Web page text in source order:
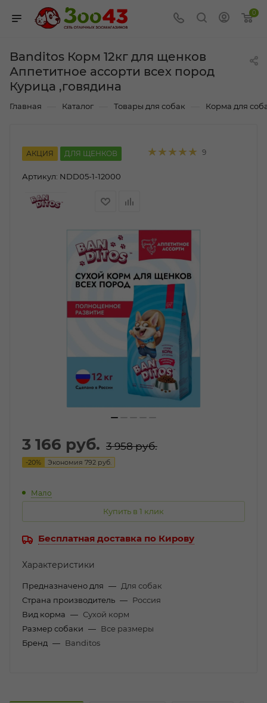
0
Banditos Корм 12кг для щенков
Аппетитное ассорти всех пород
Курица ,говядина
Главная Каталог Товары для собак Корма для
АКЦИЯ ДЛЯ ЩЕНКОВ 9
Артикул: NDD05-1-12000
3 166 руб. 3 958руб.
-20% Экономия 792 руб.
Мало
Купить в 1 клик
Бесплатная доставка по Кирову
Характеристики
Предназначено для — Для собак
Страна производитель — Россия
Вид корма — Сухой корм
Размер собаки — Все размеры
Бренд — Banditos